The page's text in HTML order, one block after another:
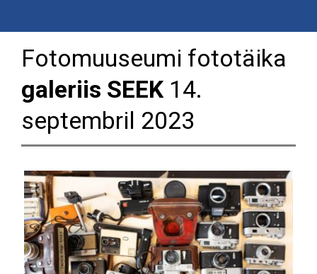
Fotomuuseumi fototäika
galeriis SEEK14.
septembril 2023